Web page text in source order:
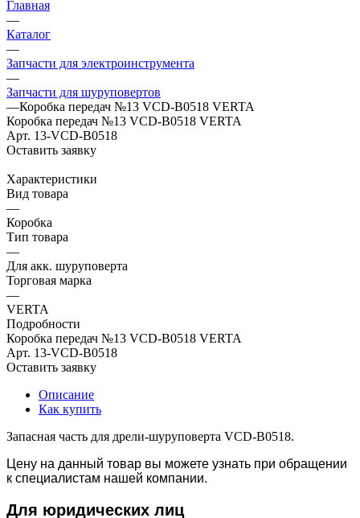
Главная
—
Каталог
—
Запчасти для электроинструмента
—
Запчасти для шуруповертов
—Коробка передач №13 VCD-B0518 VERTA
Коробка передач №13 VCD-B0518 VERTA
Арт. 13-VCD-B0518
Оставить заявку
Характеристики
Вид товара
—
Коробка
Тип товара
—
Для акк. шуруповерта
Торговая марка
—
VERTA
Подробности
Коробка передач №13 VCD-B0518 VERTA
Арт. 13-VCD-B0518
Оставить заявку
Описание
Как купить
Запасная часть для дрели-шуруповерта VCD-B0518.
Цену на данный товар вы можете узнать при обращении
к специалистам нашей компании.
Для юридических лиц